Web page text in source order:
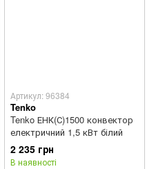
Артикул: 96384
Tenko
Tenko ЕНК(С)1500 конвектор
електричний 1,5 кВт білий
2 235 грн
В наявності